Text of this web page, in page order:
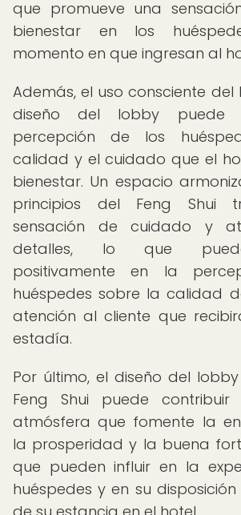
que promueve una
bienestar en los
momento en que ingresan al
Además, el uso consciente del
diseño del lobby puede
percepción de los
calidad y el cuidado que el
bienestar. Un espacio
principios del Feng Shui
sensación de cuidado y
detalles, lo que
positivamente en la
huéspedes sobre la calidad
atención al cliente que
estadía.
Por último, el diseño del
Feng Shui puede
atmósfera que fomente la
la prosperidad y la buena
que pueden influir en la
huéspedes y en su